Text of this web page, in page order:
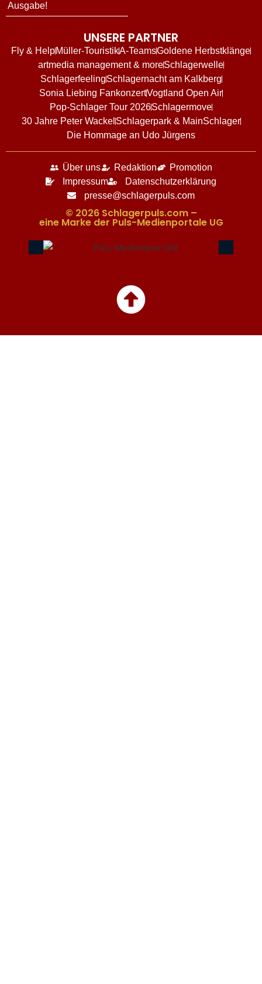
Ausgabe!
UNSERE PARTNER
Fly & HelpMüller-TouristikA-TeamsGoldene Herbstklänge
artmedia management & moreSchlagerwelle
SchlagerfeelingSchlagernacht am Kalkberg
Sonia Liebing FankonzertVogtland Open Air
Pop-Schlager Tour 2026Schlagermove
30 Jahre Peter Wackel Schlagerpark & MainSchlager
Die Hommage an Udo Jürgens
Über uns Redaktion
Promotion
Impressum
Datenschutzerklärung
presse@schlagerpuls.com
© 2026 Schlagerpuls.com –
eine Marke der Puls-Medienportale UG​